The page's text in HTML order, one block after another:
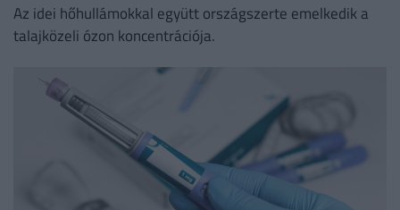
Az idei hőhullámokkal együtt országszerte emelkedik a
talajközeli ózon koncentrációja.